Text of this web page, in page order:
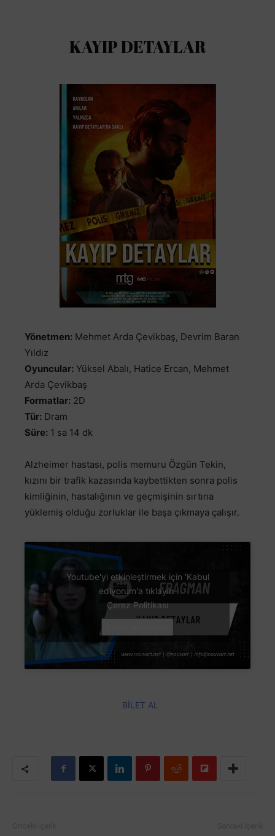
KAYIP DETAYLAR
Yönetmen: Mehmet Arda Çevikbaş, Devrim Baran
Yıldız
Oyuncular: Yüksel Abalı, Hatice Ercan, Mehmet
Arda Çevikbaş
Formatlar: 2D
Tür: Dram
Süre: 1 sa 14 dk
Alzheimer hastası, polis memuru Özgün Tekin,
kızını bir trafik kazasında kaybettikten sonra polis
kimliğinin, hastalığının ve geçmişinin sırtına
yüklemiş olduğu zorluklar ile başa çıkmaya çalışır.
Youtube'yi etkinleştirmek için 'Kabul
ediyorum'a tıklayın
Çerez Politikası
BİLET AL